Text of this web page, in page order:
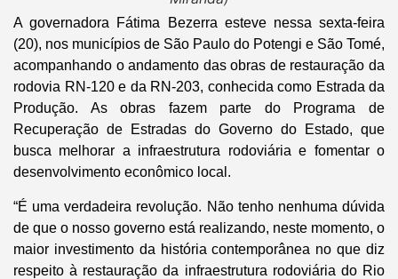
A governadora Fátima Bezerra esteve nessa sexta-feira
(20), nos municípios de São Paulo do Potengi e São Tomé,
acompanhando o andamento das obras de restauração da
rodovia RN-120 e da RN-203, conhecida como Estrada da
Produção. As obras fazem parte do Programa de
Recuperação de Estradas do Governo do Estado, que
busca melhorar a infraestrutura rodoviária e fomentar o
desenvolvimento econômico local.
“É uma verdadeira revolução. Não tenho nenhuma dúvida
de que o nosso governo está realizando, neste momento, o
maior investimento da história contemporânea no que diz
respeito à restauração da infraestrutura rodoviária do Rio